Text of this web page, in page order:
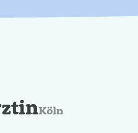
Köln